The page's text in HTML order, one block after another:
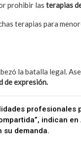
prohibir las terapias
terapias para
la batalla legal.
de expresión.
profesionales
indican en
su demanda.